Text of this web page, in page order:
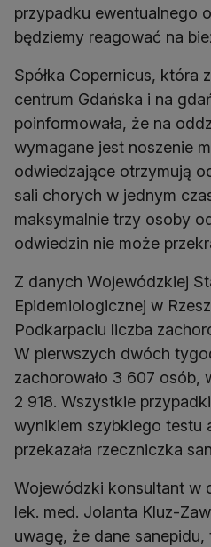
przypadku ewentualnego
będziemy reagować na
Spółka Copernicus, która
centrum Gdańska i na
poinformowała, że na
wymagane jest noszenie
odwiedzające otrzymują
sali chorych w jednym
maksymalnie trzy osoby
odwiedzin nie może
Z danych Wojewódzkiej
Epidemiologicznej w
Podkarpaciu liczba
W pierwszych dwóch
zachorowało 3 607 osób,
2 918. Wszystkie
wynikiem szybkiego testu
przekazała rzeczniczka
Wojewódzki konsultant w
lek. med. Jolanta Kluz-
uwagę, że dane